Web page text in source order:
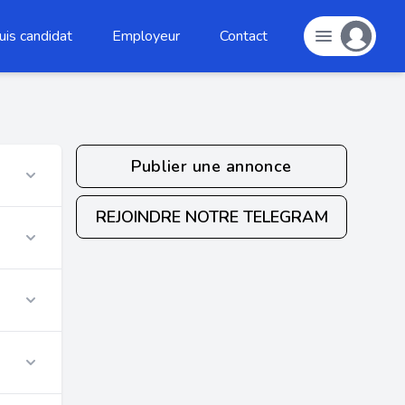
candidat Employeur Contact
Publier une annonce
REJOINDRE NOTRE TELEGRAM